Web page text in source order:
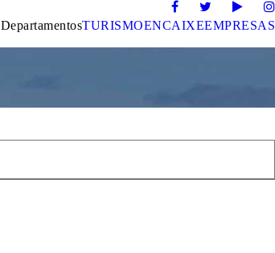
DepartamentosTURISMOENCAIXEEMPRESAS